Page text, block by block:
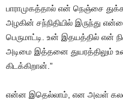
பாராமுகத்தால் என் நெஞ்சை
அழகின் சந்நிதியில் இருந்து
பெருமாட்டி
உன் இதயத்தில் என்
அடிமை இத்தனை துயரத்திலும்
கிடக்கிறான் .”
என்ன இதெல்லாம் என அவள்